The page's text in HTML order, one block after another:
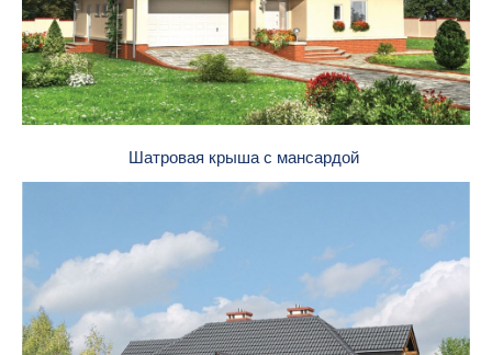
Шатровая крыша с мансардой